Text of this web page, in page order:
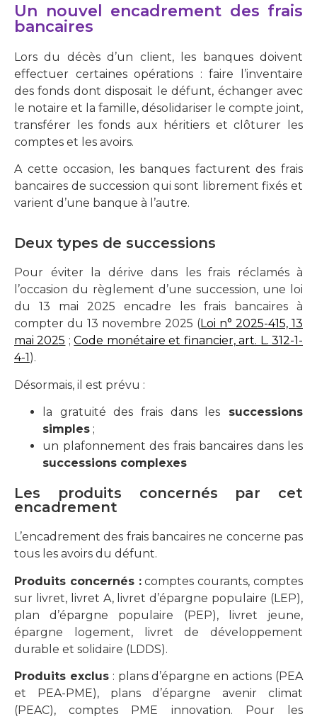
Un nouvel encadrement des frais
bancaires
Lors du décès d’un client, les banques doivent
effectuer certaines opérations : faire l’inventaire
des fonds dont disposait le défunt, échanger avec
le notaire et la famille, désolidariser le compte joint,
transférer les fonds aux héritiers et clôturer les
comptes et les avoirs.
A cette occasion, les banques facturent des frais
bancaires de succession qui sont librement fixés et
varient d’une banque à l’autre.
Deux types de successions
Pour éviter la dérive dans les frais réclamés à
l’occasion du règlement d’une succession, une loi
du 13 mai 2025 encadre les frais bancaires à
compter du 13 novembre 2025 (Loi n° 2025-415, 13
mai 2025 ;Code monétaire et financier, art. L. 312-1-
4-1 ).
Désormais, il est prévu :
la gratuité des frais dans les successions
simples ;
un plafonnement des frais bancaires dans les
successions complexes
Les produits concernés par cet
encadrement
L’encadrement des frais bancaires ne concerne pas
tous les avoirs du défunt.
Produits concernés :comptes courants, comptes
sur livret, livret A, livret d’épargne populaire (LEP),
plan d’épargne populaire (PEP), livret jeune,
épargne logement, livret de développement
durable et solidaire (LDDS).
Produits exclus: plans d’épargne en actions (PEA
et PEA-PME), plans d’épargne avenir climat
(PEAC), comptes PME innovation. Pour les